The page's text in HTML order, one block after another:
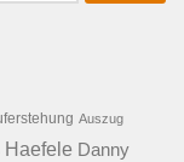
Auszug
Danny